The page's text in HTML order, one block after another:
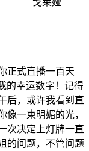
正式直播一百天
的幸运数字！记得
后，或许我看到直
一束明媚的光，
次决定上灯牌一直
的问题，不管问题